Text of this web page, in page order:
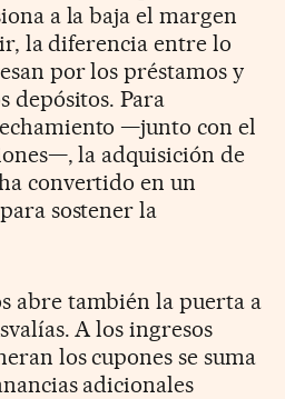
a la baja el margen
la diferencia entre lo
por los préstamos y
depósitos. Para
—junto con el
la adquisición de
convertido en un
sostener la
abre también la puerta a
A los ingresos
los cupones se suma
adicionales